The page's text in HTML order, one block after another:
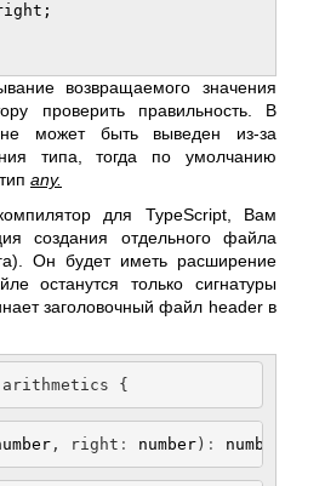
возвращаемого значения
проверить правильность. В
может быть выведен из-за
типа, тогда по умолчанию
any.
для TypeScript, Вам
создания отдельного файла
Он будет иметь расширение
останутся только сигнатуры
заголовочный файл header в
arithmetics {
, right : number) : number